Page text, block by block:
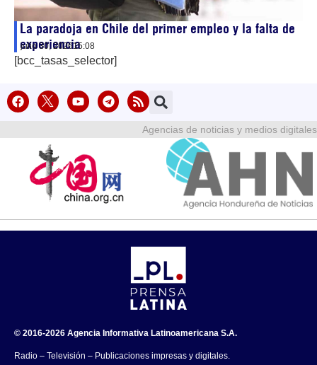
La paradoja en Chile del primer empleo y la falta de
experiencia
julio 30, 202615:08
[bcc_tasas_selector]
Agencias de noticias y medios digitales
© 2016-2026 Agencia Informativa Latinoamericana S.A.
Radio – Televisión – Publicaciones impresas y digitales.